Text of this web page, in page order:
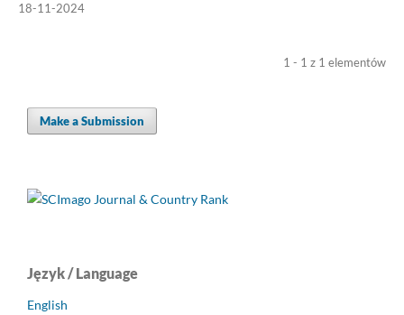
18-11-2024
1 - 1 z 1 elementów
Make a Submission
Język / Language
English